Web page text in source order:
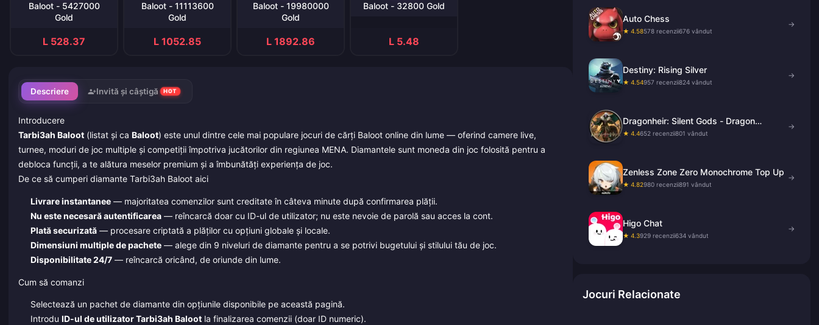
Baloot - 5427000
Gold
L 528.37
Baloot - 11113600
Gold
L 1052.85
Baloot - 19980000
Gold
L 1892.86
Baloot - 32800 Gold
L 5.48
Descriere Invită și câștigă HOT
Introducere
Tarbi3ah Baloot (listat și ca Baloot) este unul dintre cele mai populare jocuri de cărți Baloot online din lume — oferind camere live,
turnee, moduri de joc multiple și competiții împotriva jucătorilor din regiunea MENA. Diamantele sunt moneda din joc folosită pentru a
debloca funcții, a te alătura meselor premium și a îmbunătăți experiența de joc.
De ce să cumperi diamante Tarbi3ah Baloot aici
Livrare instantanee— majoritatea comenzilor sunt creditate în câteva minute după confirmarea plății.
Nu este necesară autentificarea— reîncarcă doar cu ID-ul de utilizator; nu este nevoie de parolă sau acces la cont.
Plată securizată— procesare criptată a plăților cu opțiuni globale și locale.
Dimensiuni multiple de pachete— alege din 9 niveluri de diamante pentru a se potrivi bugetului și stilului tău de joc.
Disponibilitate 24/7— reîncarcă oricând, de oriunde din lume.
Cum să comanzi
Selectează un pachet de diamante din opțiunile disponibile pe această pagină.
Introdu ID-ul de utilizator Tarbi3ah Balootla finalizarea comenzii (doar ID numeric).
Auto Chess
★ 4.58578 recenzii676 vândut
→
Destiny: Rising Silver
★ 4.54957 recenzii824 vândut
→
Dragonheir: Silent Gods - Dragon
Crystals
★ 4.4652 recenzii801 vândut
→
Zenless Zone Zero Monochrome Top Up
★ 4.82980 recenzii891 vândut
→
Higo Chat
★ 4.3929 recenzii634 vândut
→
Jocuri Relacionate